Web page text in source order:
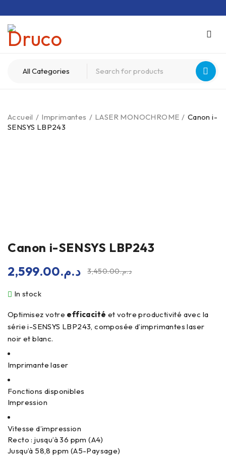
Accueil / Imprimantes / LASER MONOCHROME / Canon i-
SENSYS LBP243
Canon i-SENSYS LBP243
د.م.3,450.00 د.م.2,599.00
In stock
Optimisez votre efficacité et votre productivité avec la
série i-SENSYS LBP243, composée d’imprimantes laser
noir et blanc.
Imprimante laser
Fonctions disponibles
Impression
Vitesse d’impression
Recto : jusqu’à 36 ppm (A4)
Jusqu’à 58,8 ppm (A5-Paysage)